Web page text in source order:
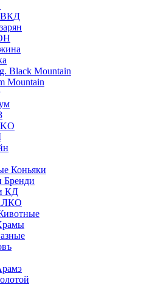
ВКД
Black Mountain
Mountain
Коньяки
Бренди
КД